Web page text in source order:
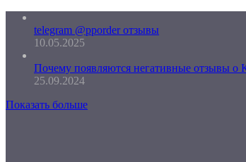
telegram @pporder отзывы
10.05.2025
Почему появляются негативные отзывы о
25.09.2024
Показать больше